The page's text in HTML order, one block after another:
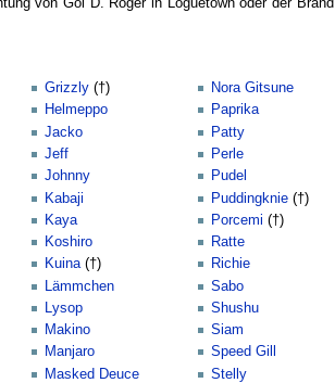
von Gol D. Roger in Loguetown oder der Brand
Grizzly(†)
Helmeppo
Jacko
Jeff
Johnny
Kabaji
Kaya
Koshiro
Kuina(†)
Lämmchen
Lysop
Makino
Manjaro
Masked Deuce
Nora Gitsune
Paprika
Patty
Perle
Pudel
Puddingknie(†)
Porcemi (†)
Ratte
Richie
Sabo
Shushu
Siam
Speed Gill
Stelly